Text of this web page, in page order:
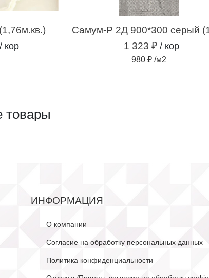
/ кор 1 323 ₽ / кор
980 ₽ /м2
товары
ИНФОРМАЦИЯ
О компании
Согласие на обработку персональных данных
Политика конфиденциальности